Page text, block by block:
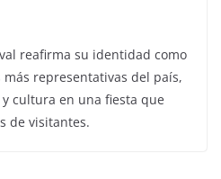
reafirma su identidad como
representativas del país,
cultura en una fiesta que
de visitantes.